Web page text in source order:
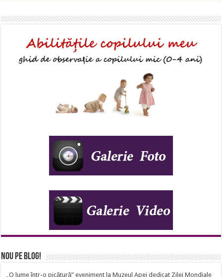
Nou pe Blog!
„O lume într-o picătură” eveniment la Muzeul Apei dedicat Zilei Mondiale